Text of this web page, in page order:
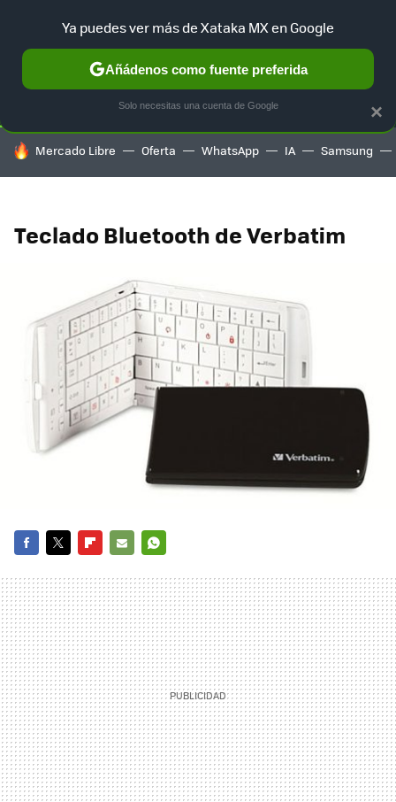
SELECCIÓN GAMING HOME AUTO TERRITORIO
HOY SE HABLA DE
Mercado Libre Oferta WhatsApp IA Samsung
Teclado Bluetooth de Verbatim
MAIL
×
Ya puedes ver más de Xataka MX en Google
Añádenos como fuente preferida
Solo necesitas una cuenta de Google